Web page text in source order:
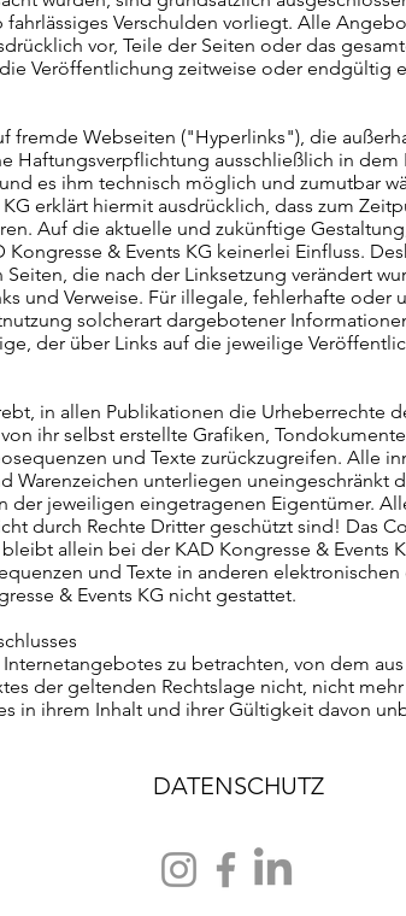
Verschulden vorliegt. Alle
vor, Teile der Seiten oder das
Veröffentlichung zeitweise oder endgültig
fremde Webseiten ("Hyperlinks"), die
Haftungsverpflichtung ausschließlich in
es ihm technisch möglich und zumutbar
erklärt hiermit ausdrücklich, dass zum
Auf die aktuelle und zukünftige
& Events KG keinerlei Einfluss.
die nach der Linksetzung verändert
und Verweise. Für illegale, fehlerhafte
solcherart dargebotener
der über Links auf die jeweilige
in allen Publikationen die Urheberrechte
ihr selbst erstellte Grafiken,
und Texte zurückzugreifen. Alle
Warenzeichen unterliegen uneingeschränkt
der jeweiligen eingetragenen Eigentümer.
durch Rechte Dritter geschützt sind! Das
allein bei der KAD Kongresse & Events
und Texte in anderen
& Events KG nicht gestattet.
zu betrachten, von dem
der geltenden Rechtslage nicht, nicht
in ihrem Inhalt und ihrer Gültigkeit davon
DATENSCHUTZ